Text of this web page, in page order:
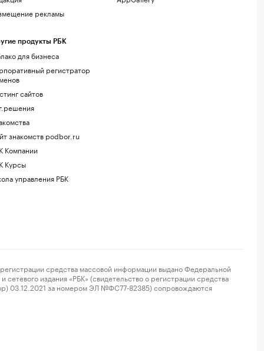
рекламы
продукты РБК
для бизнеса
регистратор
сайтов
знакомств podbor.ru
Компании
Курсы
управления РБК
средства массовой информации выдано Федеральной
издания «РБК» (свидетельство о регистрации средства
03.12.2021 за номером ЭЛ №ФС77-82385) сопровождаются